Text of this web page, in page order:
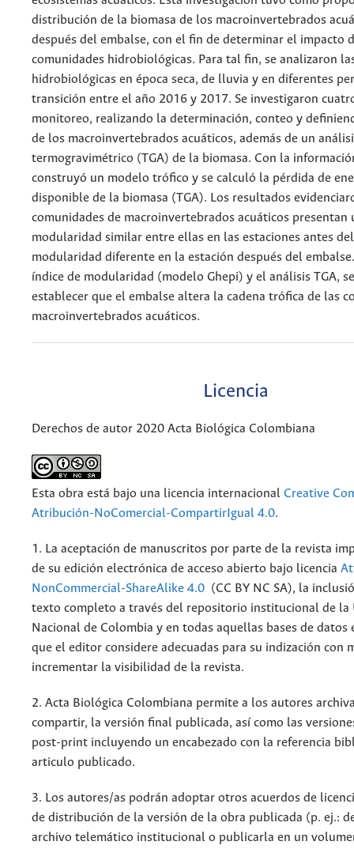
distribución de la biomasa de los macroinvertebrados
después del embalse, con el fin de determinar el impacto
comunidades hidrobiológicas. Para tal fin, se analizaron
hidrobiológicas en época seca, de lluvia y en diferentes
transición entre el año 2016 y 2017. Se investigaron
monitoreo, realizando la determinación, conteo y
de los macroinvertebrados acuáticos, además de un
termogravimétrico (TGA) de la biomasa. Con la
construyó un modelo trófico y se calculó la pérdida de
disponible de la biomasa (TGA). Los resultados
comunidades de macroinvertebrados acuáticos presentan
modularidad similar entre ellas en las estaciones antes
modularidad diferente en la estación después del
índice de modularidad (modelo Ghepi) y el análisis TGA,
establecer que el embalse altera la cadena trófica de las
macroinvertebrados acuáticos.
Licencia
Derechos de autor 2020 Acta Biológica Colombiana
Esta obra está bajo una licencia internacional Creative
Atribución-NoComercial-CompartirIgual 4.0.
1. La aceptación de manuscritos por parte de la revista
de su edición electrónica de acceso abierto bajo licencia
NonCommercial-ShareAlike 4.0 (CC BY NC SA), la
texto completo a través del repositorio institucional de la
Nacional de Colombia y en todas aquellas bases de datos
que el editor considere adecuadas para su indización con
incrementar la visibilidad de la revista.
2. Acta Biológica Colombiana permite a los autores
compartir, la versión final publicada, así como las
post-print incluyendo un encabezado con la referencia
articulo publicado.
3. Los autores/as podrán adoptar otros acuerdos de
de distribución de la versión de la obra publicada (p. ej.:
archivo telemático institucional o publicarla en un